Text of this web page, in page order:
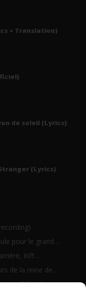
+ Translation)
de soleil (Lyrics)
(Lyrics)
pour le grand…
Kiff…
de la reine de…
célèbre le…